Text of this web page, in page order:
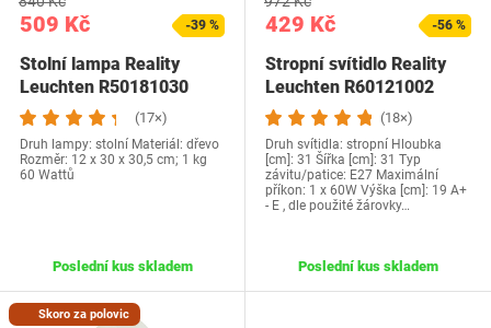
509 Kč -39 %
Stolní lampa Reality
Leuchten R50181030
(17×)
Druh lampy: stolní Materiál: dřevo
Rozměr: 12 x 30 x 30,5 cm; 1 kg
60 Wattů
Poslední kus skladem
429 Kč -56 %
Stropní svítidlo Reality
Leuchten R60121002
(18×)
Druh svítidla: stropní Hloubka
[cm]: 31 Šířka [cm]: 31 Typ
závitu/patice: E27 Maximální
příkon: 1 x 60W Výška [cm]: 19 A+
- E , dle použité žárovky…
Poslední kus skladem
Skoro za polovic